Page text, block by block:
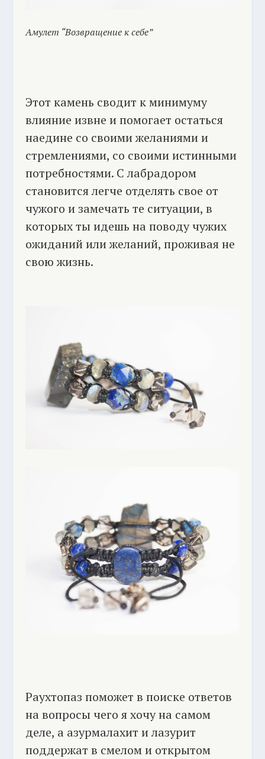
Амулет “Возвращение к себе”
Этот камень сводит к минимуму
влияние извне и помогает остаться
наедине со своими желаниями и
стремлениями, со своими истинными
потребностями. С лабрадором
становится легче отделять свое от
чужого и замечать те ситуации, в
которых ты идешь на поводу чужих
ожиданий или желаний, проживая не
свою жизнь.
Раухтопаз поможет в поиске ответов
на вопросы чего я хочу на самом
деле, а азурмалахит и лазурит
поддержат в смелом и открытом